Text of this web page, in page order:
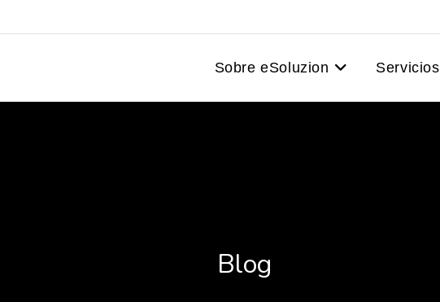
Sobre eSoluzion Servicios
Blog